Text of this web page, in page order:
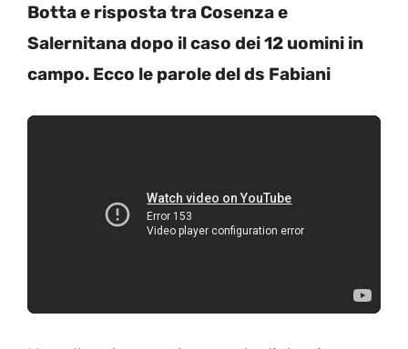
Botta e risposta tra Cosenza e
Salernitana dopo il caso dei 12 uomini in
campo. Ecco le parole del ds Fabiani